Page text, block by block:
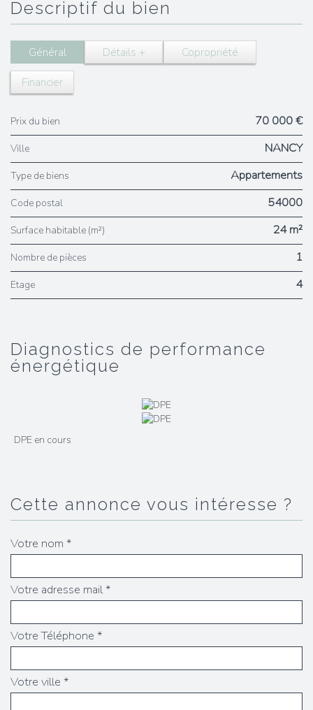
descriptif du bien
Général Détails + Copropriété
Financier
Prix du bien 70 000 €
Ville NANCY
Type de biens Appartements
Code postal 54000
Surface habitable (m²) 24 m²
Nombre de pièces 1
Etage 4
diagnostics de performance
énergétique
DPE en cours
cette annonce vous intéresse ?
Votre nom *
Votre adresse mail *
Votre Téléphone *
Votre ville *